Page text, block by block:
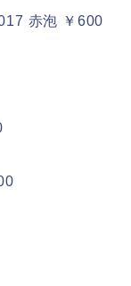
赤泡 ￥600